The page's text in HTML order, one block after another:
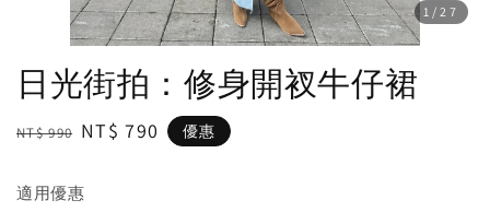
1 /27
日光街拍：修身開衩牛仔裙
Regular
NT$ 990 Sale
NT$ 790 優惠
適用優惠